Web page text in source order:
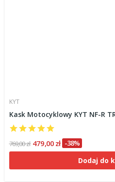
KYT
Kask Motocyklowy KYT NF-R
769,00 zł 479,00 zł -38%
Dodaj do